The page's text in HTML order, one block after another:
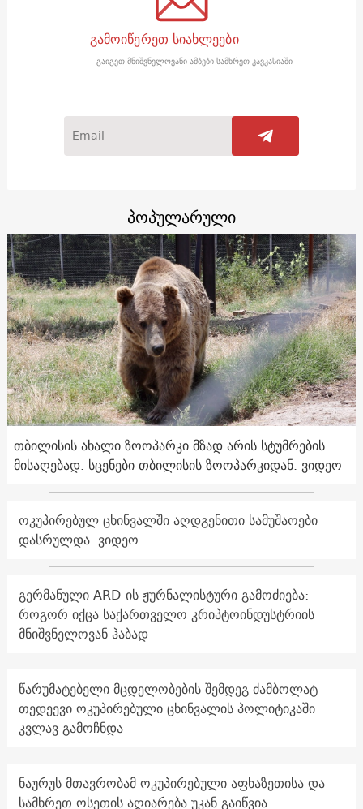
გამოიწერეთ სიახლეები
გაიგეთ მნიშვნელოვანი ამბები სამხრეთ კავკასიაში
პოპულარული
თბილისის ახალი ზოოპარკი მზად არის სტუმრების
მისაღებად. სცენები თბილისის ზოოპარკიდან. ვიდეო
ოკუპირებულ ცხინვალში აღდგენითი სამუშაოები
დასრულდა. ვიდეო
გერმანული ARD-ის ჟურნალისტური გამოძიება:
როგორ იქცა საქართველო კრიპტოინდუსტრიის
მნიშვნელოვან ჰაბად
წარუმატებელი მცდელობების შემდეგ ძამბოლატ
თედეევი ოკუპირებული ცხინვალის პოლიტიკაში
კვლავ გამოჩნდა
ნაურუს მთავრობამ ოკუპირებული აფხაზეთისა და
სამხრეთ ოსეთის აღიარება უკან გაიწვია